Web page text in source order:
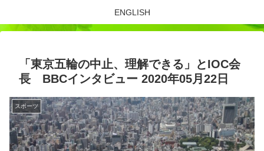
ENGLISH
「東京五輪の中止、理解できる」とIOC会
長 BBCインタビュー 2020年05月22日
スポーツ